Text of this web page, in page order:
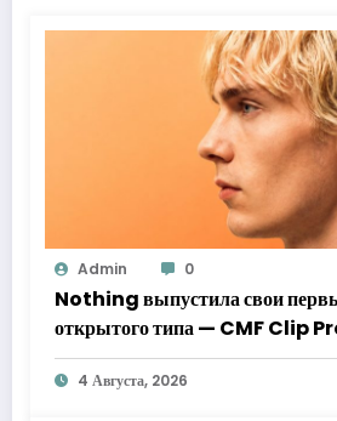
Admin 0
Nothing выпустила свои
открытого типа — CMF Clip
4 Августа, 2026